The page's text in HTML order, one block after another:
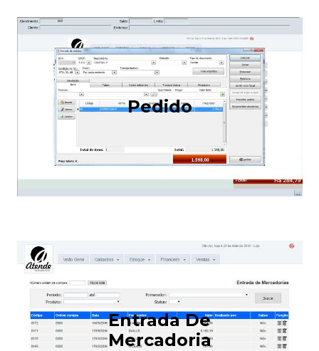
Pedido
Entrada De
Mercadoria